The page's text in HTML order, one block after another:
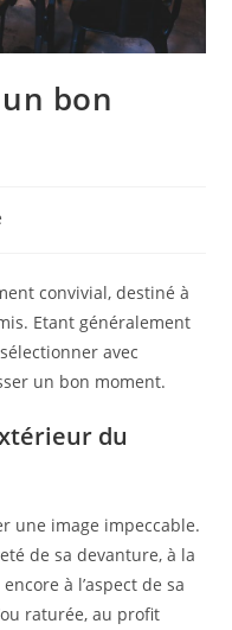
bon
convivial, destiné à
Etant généralement
avec
un bon moment.
du
une image impeccable.
de sa devanture, à la
à l’aspect de sa
raturée, au profit